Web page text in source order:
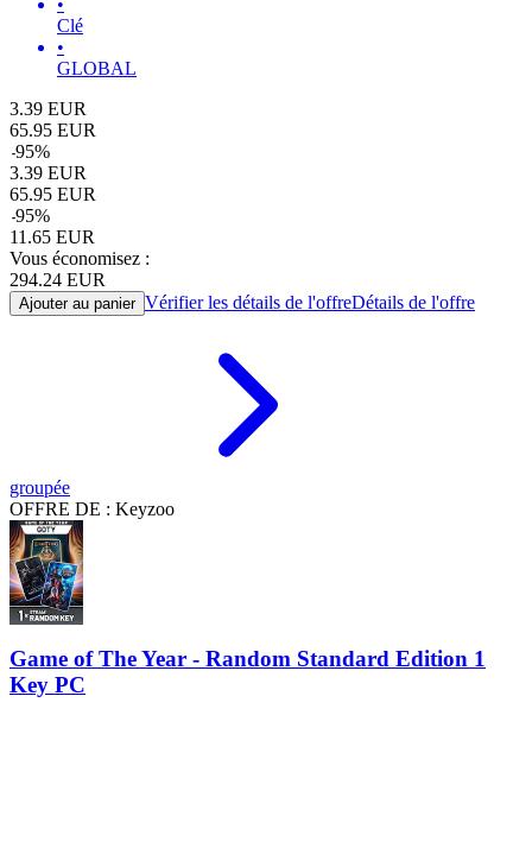
Clé
•
GLOBAL
3.39 EUR
65.95 EUR
-95%
3.39 EUR
65.95 EUR
-95%
11.65 EUR
Vous économisez :
294.24 EUR
Ajouter au panier Vérifier les détails de l'offreDétails de l'offre
groupée
OFFRE DE : Keyzoo
Game of The Year - Random Standard Edition 1
Key PC